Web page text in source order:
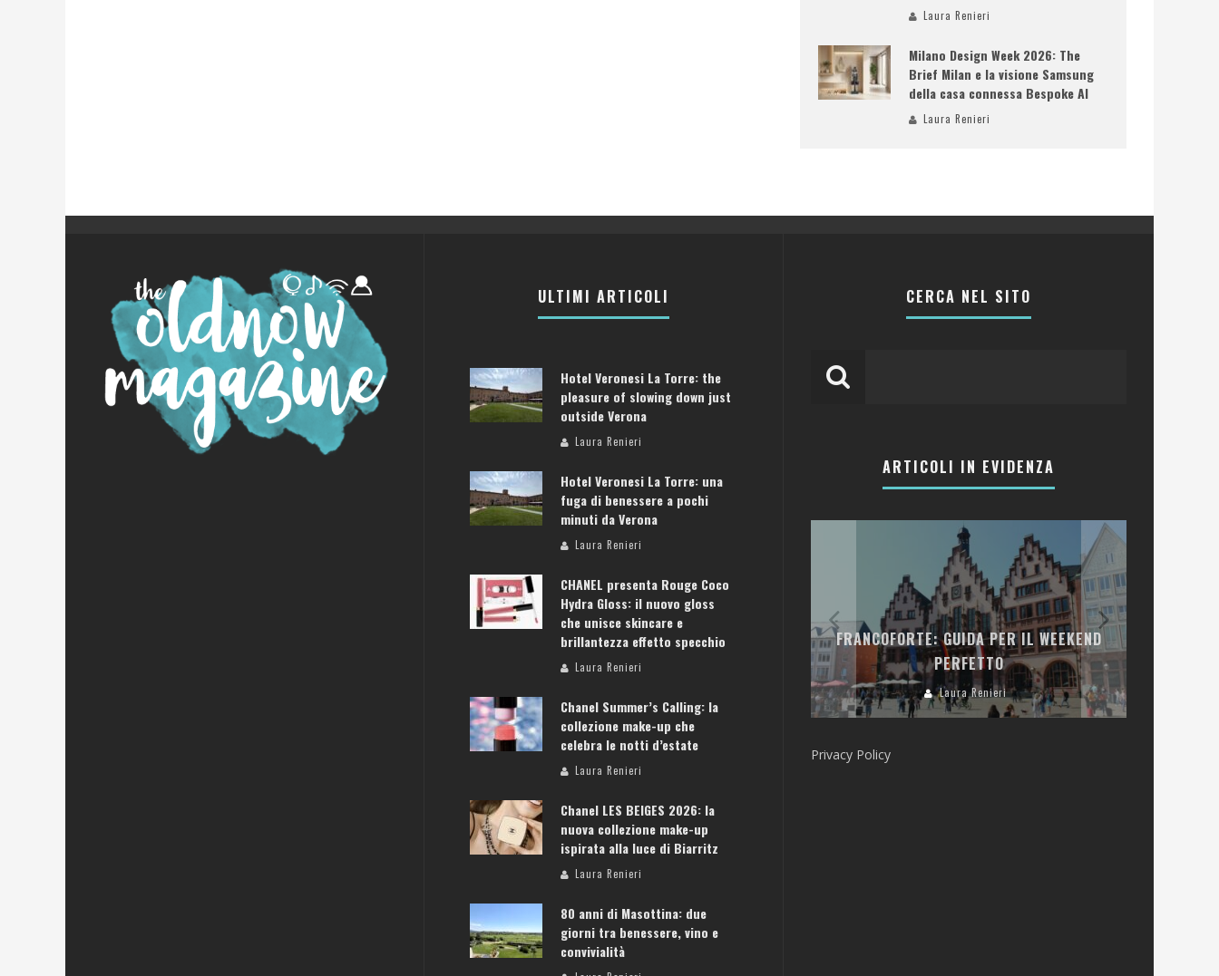
Laura Renieri
Milano Design Week 2026: The
Brief Milan e la visione Samsung
della casa connessa Bespoke AI
Laura Renieri
ULTIMI ARTICOLI
Hotel Veronesi La Torre: the
pleasure of slowing down just
outside Verona
Laura Renieri
Hotel Veronesi La Torre: una
fuga di benessere a pochi
minuti da Verona
Laura Renieri
CHANEL presenta Rouge Coco
Hydra Gloss: il nuovo gloss
che unisce skincare e
brillantezza effetto specchio
Laura Renieri
Chanel Summer’s Calling: la
collezione make-up che
celebra le notti d’estate
Laura Renieri
Chanel LES BEIGES 2026: la
nuova collezione make-up
ispirata alla luce di Biarritz
Laura Renieri
80 anni di Masottina: due
giorni tra benessere, vino e
convivialità
CERCA NEL SITO
ARTICOLI IN EVIDENZA
ATENE: GUIDA PER IL WEEKEND PERFETTO
FRANCOFORTE: GUIDA PER IL WEEKEND
PERFETTO
Laura Renieri
Privacy Policy